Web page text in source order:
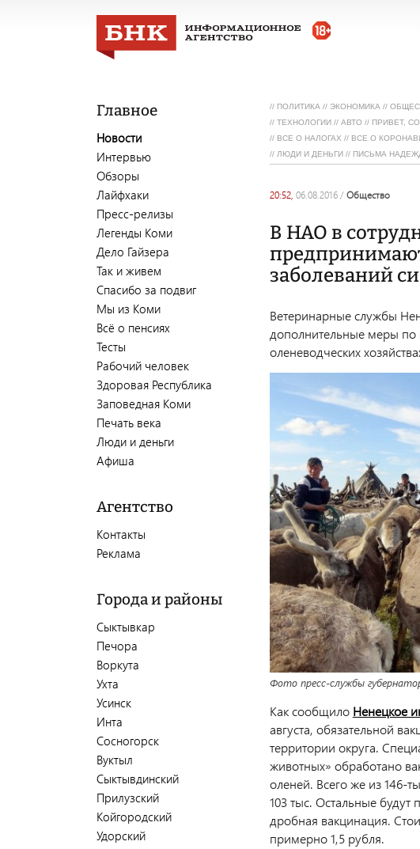
Главное
Новости
Интервью
Обзоры
Лайфхаки
Пресс-релизы
Легенды Коми
Дело Гайзера
Так и живем
Спасибо за подвиг
Мы из Коми
Всё о пенсиях
Тесты
Рабочий человек
Здоровая Республика
Заповедная Коми
Печать века
Люди и деньги
Афиша
Агентство
Контакты
Реклама
Города и районы
Сыктывкар
Печора
Воркута
Ухта
Усинск
Инта
Сосногорск
Вуктыл
Сыктывдинский
Прилузский
Койгородский
Удорский
// ПОЛИТИКА // ЭКОНОМИКА //
// ТЕХНОЛОГИИ // АВТО // ПРИВЕТ,
// ВСЕ О НАЛОГАХ // ВСЕ О
// ЛЮДИ И ДЕНЬГИ // ПИСЬМА
20:52, 06.08.2016 / общество
В НАО в
заболеваний
Ветеринарные службы
дополнительные меры по
оленеводческих
Фото пресс-службы
Как сообщило Ненецкое
августа, обязательной
территории округа.
животных» обработано
оленей. Всего же из 146-
103 тыс. Остальные будут
дробная вакцинация.
примерно 1,5 рубля.